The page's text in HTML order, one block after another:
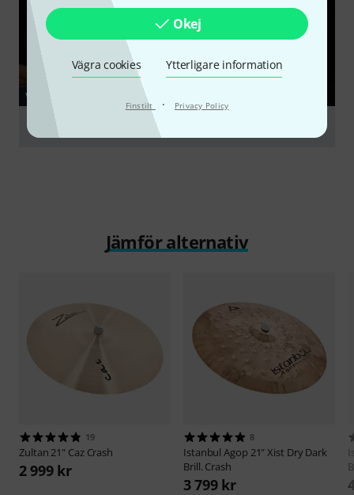
Okej
Vägra cookies Ytterligare information
Finstilt · Privacy Policy
VIDEO
Zultan 22 Heritage Crash
Jämför alternativ
19
Zultan21" Caz Crash
2 999 kr
8
Istanbul Agop 21" Xist Dry Dark
Brill. Crash
3 799 kr